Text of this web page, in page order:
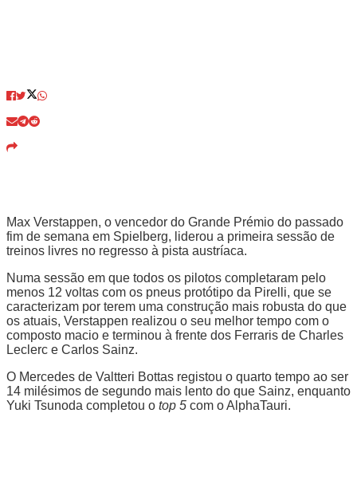
Max Verstappen, o vencedor do Grande Prémio do passado
fim de semana em Spielberg, liderou a primeira sessão de
treinos livres no regresso à pista austríaca.
Numa sessão em que todos os pilotos completaram pelo
menos 12 voltas com os pneus protótipo da Pirelli, que se
caracterizam por terem uma construção mais robusta do que
os atuais, Verstappen realizou o seu melhor tempo com o
composto macio e terminou à frente dos Ferraris de Charles
Leclerc e Carlos Sainz.
O Mercedes de Valtteri Bottas registou o quarto tempo ao ser
14 milésimos de segundo mais lento do que Sainz, enquanto
Yuki Tsunoda completou o top 5 com o AlphaTauri.